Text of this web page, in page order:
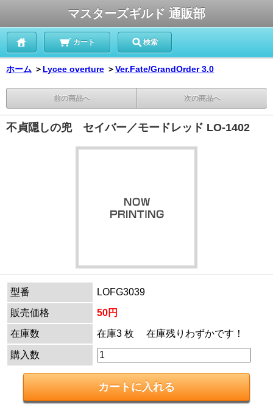
マスターズギルド 通販部
カート 検索
ホーム ＞ Lycee overture ＞Ver.Fate/GrandOrder 3.0
前の商品へ 次の商品へ
不貞隠しの兜 セイバー／モードレッド LO-1402
型番
LOFG3039
販売価格
50円
在庫数
在庫3 枚 在庫残りわずかです！
購入数